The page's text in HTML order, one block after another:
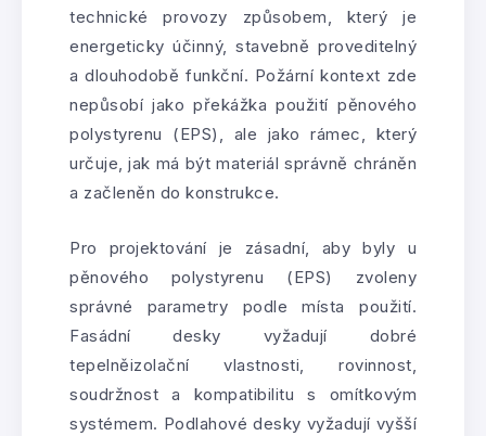
technické provozy způsobem, který je
energeticky účinný, stavebně proveditelný
a dlouhodobě funkční. Požární kontext zde
nepůsobí jako překážka použití pěnového
polystyrenu (EPS), ale jako rámec, který
určuje, jak má být materiál správně chráněn
a začleněn do konstrukce.
Pro projektování je zásadní, aby byly u
pěnového polystyrenu (EPS) zvoleny
správné parametry podle místa použití.
Fasádní desky vyžadují dobré
tepelněizolační vlastnosti, rovinnost,
soudržnost a kompatibilitu s omítkovým
systémem. Podlahové desky vyžadují vyšší